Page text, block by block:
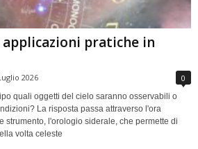
applicazioni pratiche in
2026 0
quali oggetti del cielo saranno osservabili o
La risposta passa attraverso l'ora
strumento, l'orologio siderale, che permette di
volta celeste